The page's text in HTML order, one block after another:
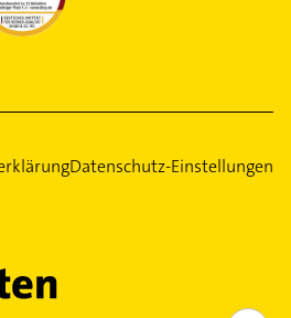
Datenschutz-Einstellungen